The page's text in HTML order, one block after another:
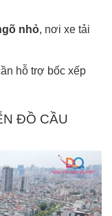
nhỏ, nơi xe tải
hỗ trợ bốc xếp
ĐỒ CẦU